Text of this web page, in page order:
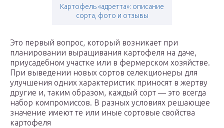
Картофель «адретта»: описание
сорта, фото и отзывы
Это первый вопрос, который возникает при
планировании выращивания картофеля на даче,
приусадебном участке или в фермерском хозяйстве.
При выведении новых сортов селекционеры для
улучшения одних характеристик приносят в жертву
другие и, таким образом, каждый сорт — это всегда
набор компромиссов. В разных условиях решающее
значение имеют те или иные сортовые свойства
картофеля